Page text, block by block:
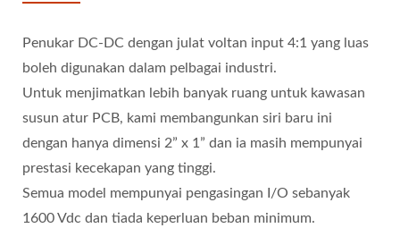
Penukar DC-DC dengan julat voltan input 4:1 yang luas
boleh digunakan dalam pelbagai industri.
Untuk menjimatkan lebih banyak ruang untuk kawasan
susun atur PCB, kami membangunkan siri baru ini
dengan hanya dimensi 2” x 1” dan ia masih mempunyai
prestasi kecekapan yang tinggi.
Semua model mempunyai pengasingan I/O sebanyak
1600 Vdc dan tiada keperluan beban minimum.